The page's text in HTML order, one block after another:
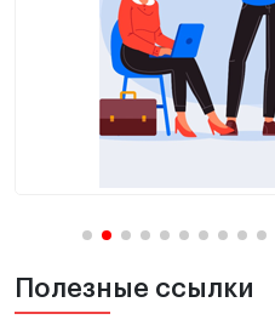
Полезные ссылки